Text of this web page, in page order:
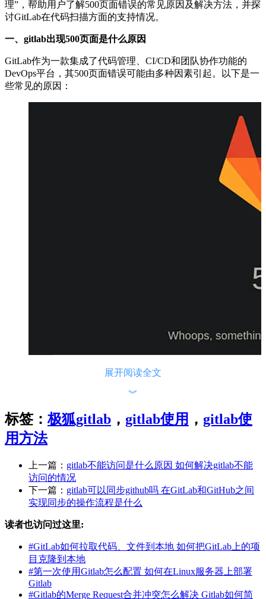
理”，帮助用户了解500页面错误的常见原因及解决方法，并探
讨GitLab在代码扫描方面的支持情况。
一、gitlab出现500页面是什么原因
GitLab作为一款集成了代码管理、CI/CD和团队协作功能的
DevOps平台，其500页面错误可能由多种因素引起。以下是一
些常见的原因：
1. 服务器配置问题：GitLab的运行依赖于服务器的正确配置。
如果服务器配置不当，如内存不足、CPU负载过高，或网络配
务器资源的不足会引发性能问题，进而导致500错误。
2. 数据库问题：GitLab使用数据库存储用户数据、代码和项目
配置。数据库的连接问题、性能瓶颈、或者数据损坏都会导致
500错误。例如，数据库表的锁定、数据表的损坏或者查询超
时，都可能导致服务器无法正常响应请求。
展开阅读全文
︾
标签：极狐gitlab ， gitlab使用 ， gitlab使
用方法
上一篇： gitlab不能访问是什么原因 如何解决gitlab不能
访问的情况
下一篇： gitlab可以同步github吗 在‌GitLab和‌GitHub之间
实现同步的操作流程是什么
读者也访问过这里:
#GitLab如何拉取代码、文件到本地 如何把GitLab上的项
目克隆到本地
#第一次使用Gitlab怎么配置 如何在Linux服务器上部署
Gitlab
#Gitlab的Merge Request合并冲突怎么解决 Gitlab如何简